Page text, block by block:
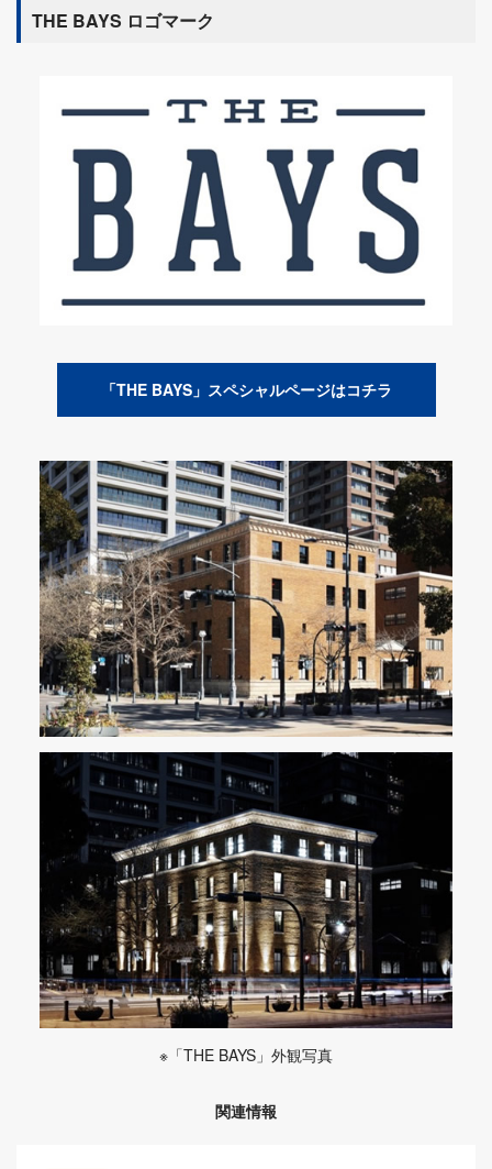
THE BAYS ロゴマーク
「THE BAYS」スペシャルページはコチラ
※「THE BAYS」外観写真
関連情報